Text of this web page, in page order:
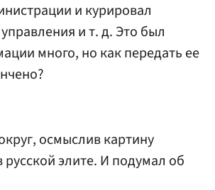
и курировал
и т. д. Это был
много, но как передать ее
осмыслив картину
русской элите. И подумал об